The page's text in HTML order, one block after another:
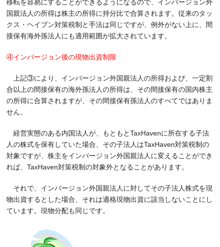
移転を容易にすることができるようになるので、インバージョン外
国親法人の所得は株主の所得に持分比で合算されます。従来のタッ
クス・ヘイブン対策税制と手法は同じですが、例外がない上に、間
接保有海外孫法人にも適用範囲が拡大されています。
④インバージョン後の現物出資制限
上記③により、インバージョン外国親法人の所得および、一定割
合以上の間接保有の海外孫法人の所得は、その間接保有の国内株主
の所得に合算されますが、その間接保有孫法人のすべてではありま
せん。
経営実態のある内国法人が、もともとTaxHavenに所在する子法
人の株式を保有していた場合、その子法人はTaxHaven対策税制の
対象ですが、株主をインバージョン外国親法人に変えることができ
れば、TaxHaven対策税制の対象外となることがあります。
それで、インバージョン外国親法人に対してその子法人株式を現
物出資するとした場合、それは適格現物出資に該当しないことにし
ています。現物分配も同じです。